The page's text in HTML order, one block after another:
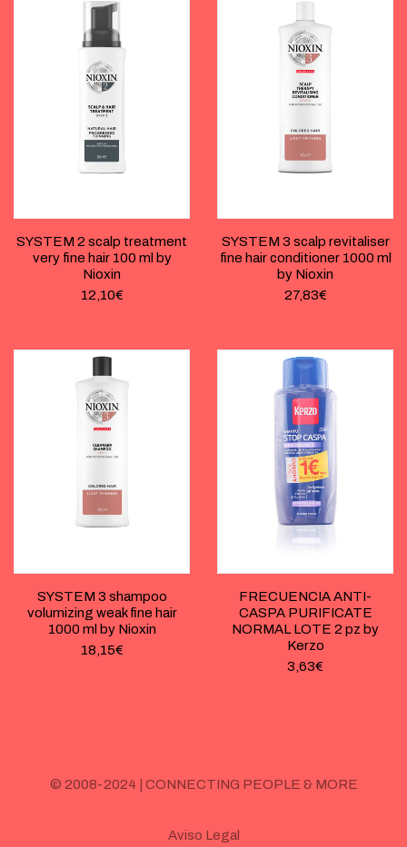
SYSTEM 2 scalp treatment
very fine hair 100 ml by
Nioxin
12,10€
SYSTEM 3 scalp revitaliser
fine hair conditioner 1000 ml
by Nioxin
27,83€
SYSTEM 3 shampoo
volumizing weak fine hair
1000 ml by Nioxin
18,15€
FRECUENCIA ANTI-
CASPA PURIFICATE
NORMAL LOTE 2 pz by
Kerzo
3,63€
© 2008-2024 | CONNECTING PEOPLE & MORE
Aviso Legal